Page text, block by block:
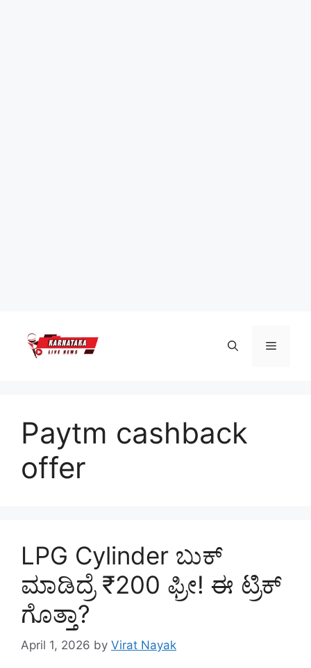
content
Menu
Paytm cashback
offer
LPG Cylinder ಬುಕ್
ಮಾಡಿದ್ರೆ ₹200 ಫ್ರೀ! ಈ ಟ್ರಿಕ್
ಗೊತ್ತಾ?
April 1, 2026 by Virat Nayak